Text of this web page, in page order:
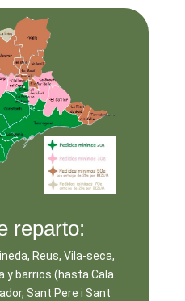
reparto:
Reus, Vila-seca,
y barrios (hasta Cala
Sant Pere i Sant